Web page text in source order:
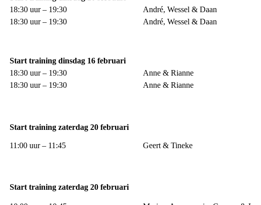
18:30 uur – 19:30
André, Wessel & Daan
18:30 uur – 19:30 André, Wessel & Daan
Start training dinsdag 16 februari
18:30 uur – 19:30
Anne & Rianne
18:30 uur – 19:30 Anne & Rianne
Start training zaterdag 20 februari
11:00 uur – 11:45 Geert & Tineke
Start training zaterdag 20 februari